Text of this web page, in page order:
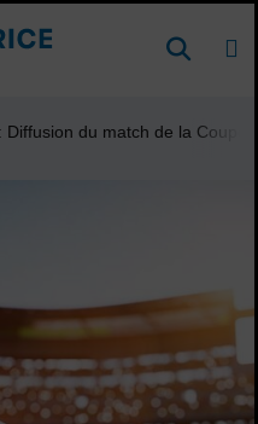
DE
Diffusion du match de la Coupe